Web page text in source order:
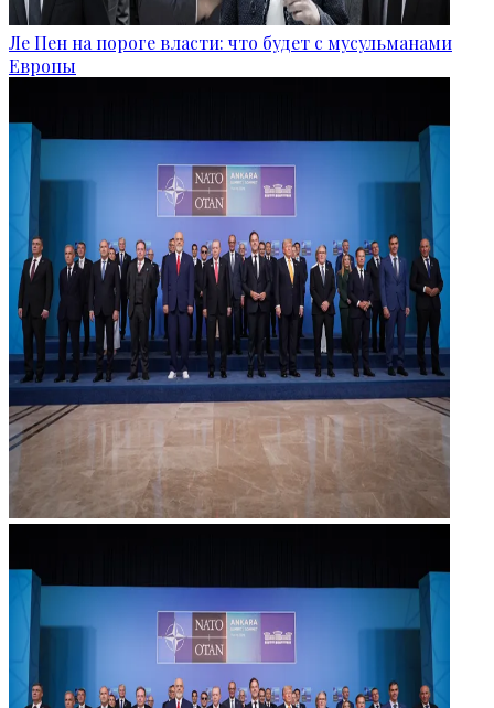
Ле Пен на пороге власти: что будет с мусульманами
Европы